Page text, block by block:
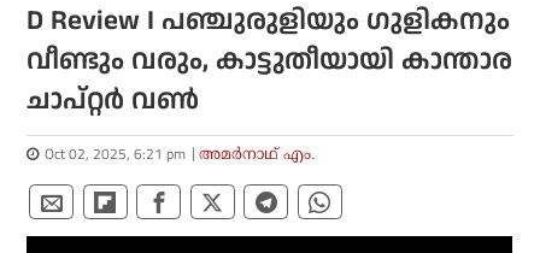
D Review I പഞ്ചുരുളിയും ഗുളികനും
വീണ്ടും വരും, കാട്ടുതീയായി കാന്താര
ചാപ്റ്റര്‍ വണ്‍
Oct 02, 2025, 6:21 pm അമര്‍നാഥ് എം.